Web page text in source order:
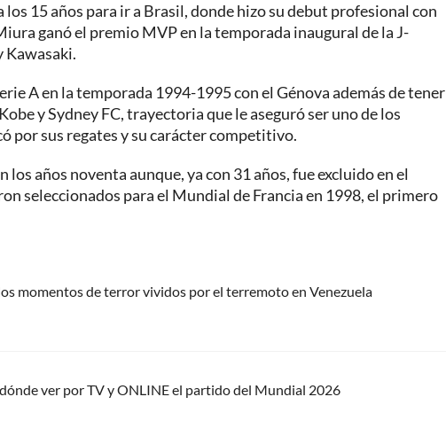
15 años para ir a Brasil, donde hizo su debut profesional con
ganó el premio MVP en la temporada inaugural de la J-
Kawasaki.
A en la temporada 1994-1995 con el Génova además de tener
y Sydney FC, trayectoria que le aseguró ser uno de los
por sus regates y su carácter competitivo.
años noventa aunque, ya con 31 años, fue excluido en el
seleccionados para el Mundial de Francia en 1998, el primero
momentos de terror vividos por el terremoto en Venezuela
ver por TV y ONLINE el partido del Mundial 2026